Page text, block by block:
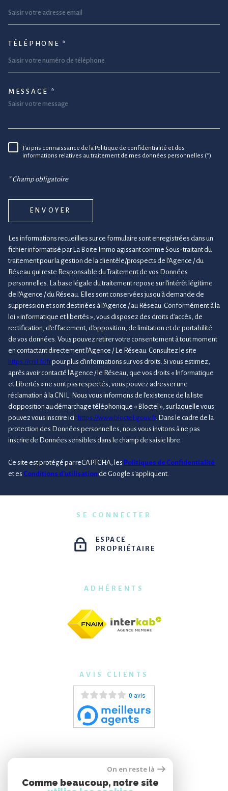
TÉLÉPHONE *
TRAD_MELTEM_VOREDEMANDE
MESSAGE *
RÈGLEMENTATION
J'ai pris connaissance de la Politique de confidentialité et des
informations relatives au traitement de mes données personnelles (*)
* Champ obligatoire
ENVOYER
Les informations recueillies sur ce formulaire sont enregistrées dans un
fichier informatisé par La Boite Immo agissant comme Sous-traitant du
traitement pour la gestion de la clientèle/prospects de l'Agence / du
Réseau qui reste Responsable du Traitement de vos Données
personnelles. La base légale du traitement repose sur l'intérêt légitime
de l'Agence / du Réseau. Elles sont conservées jusqu'à demande de
suppression et sont destinées à l'Agence / au Réseau. Conformément à la
loi « informatique et libertés », vous disposez des droits d’accès, de
rectification, d’effacement, d’opposition, de limitation et de portabilité
de vos données. Vous pouvez retirer votre consentement à tout moment
en contactant directement l’Agence / Le Réseau. Consultez le site
https://cnil.fr/frpour plus d’informations sur vos droits. Si vous estimez,
après avoir contacté l'Agence / le Réseau, que vos droits « Informatique
et Libertés » ne sont pas respectés, vous pouvez adresser une
réclamation à la CNIL. Nous vous informons de l’existence de la liste
d'opposition au démarchage téléphonique « Bloctel », sur laquelle vous
pouvez vous inscrire ici : https://www.bloctel.gouv.fr. Dans le cadre de la
protection des Données personnelles, nous vous invitons à ne pas
inscrire de Données sensibles dans le champ de saisie libre.
Ce site est protégé par reCAPTCHA, les Politiques de Confidentialité
et es Conditions d'utilisation de Google s'appliquent.
SE CONNECTER
ESPACE
PROPRIÉTAIRE
ADHÉRENTS
AVIS CLIENTS
0 avis
On en reste là
Comme beaucoup, notre site